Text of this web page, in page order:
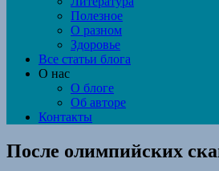
Полезное
О разном
Здоровье
Все статьи блога
О нас
О блоге
Об авторе
Контакты
После олимпийских